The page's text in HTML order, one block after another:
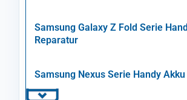
Samsung Galaxy Z Fold Serie
Reparatur
Samsung Nexus Serie Handy